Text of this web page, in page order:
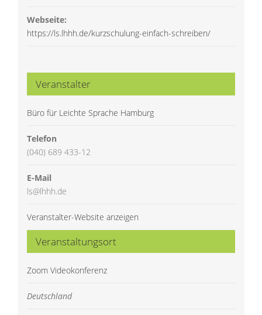
Webseite:
https://ls.lhhh.de/kurzschulung-einfach-schreiben/
Veranstaltungsort
Zoom Videokonferenz
Deutschland
Veranstalter
Büro für Leichte Sprache Hamburg
Telefon
(040) 689 433-12
E-Mail
ls@lhhh.de
Veranstalter-Website anzeigen